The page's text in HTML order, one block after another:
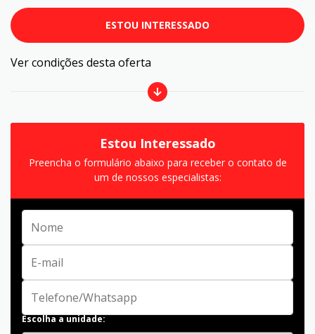
ESTOU INTERESSADO
Ver condições desta oferta
Estou Interessado
Preencha o formulário abaixo para receber o contato de
um de nossos especialistas:
Escolha a unidade: